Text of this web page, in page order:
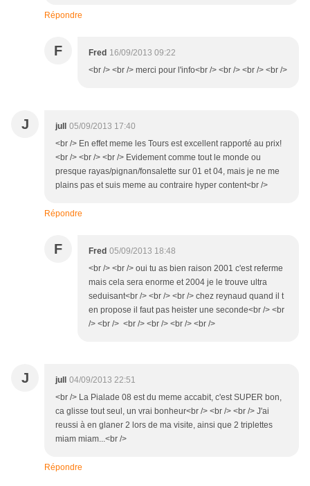
Répondre
F Fred 16/09/2013 09:22
<br /> <br /> merci pour l'info<br /> <br /> <br /> <br />
J jull
05/09/2013 17:40
<br /> En effet meme les Tours est excellent rapporté au prix!
<br /> <br /> <br /> Evidement comme tout le monde ou
presque rayas/pignan/fonsalette sur 01 et 04, mais je ne me
plains pas et suis meme au contraire hyper content<br />
Répondre
F Fred 05/09/2013 18:48
<br /> <br /> oui tu as bien raison 2001 c'est referme
mais cela sera enorme et 2004 je le trouve ultra
seduisant<br /> <br /> <br /> chez reynaud quand il t
en propose il faut pas heister une seconde<br /> <br
/> <br /> <br /> <br /> <br /> <br />
J jull
04/09/2013 22:51
<br /> La Pialade 08 est du meme accabit, c'est SUPER bon,
ca glisse tout seul, un vrai bonheur<br /> <br /> <br /> J'ai
reussi à en glaner 2 lors de ma visite, ainsi que 2 triplettes
miam miam...<br />
Répondre